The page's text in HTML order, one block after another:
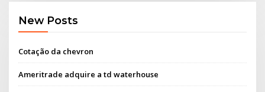
New Posts
Cotação da chevron
Ameritrade adquire a td waterhouse